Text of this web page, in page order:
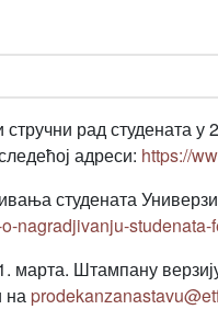
рад студената у
адреси: https://
студената
nagradjivanju-studenata-
марта. Штампану
на